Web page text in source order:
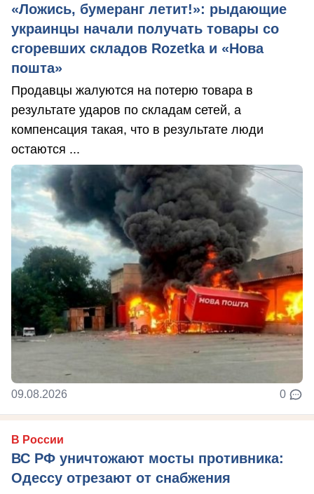
«Ложись, бумеранг летит!»: рыдающие
украинцы начали получать товары со
сгоревших складов Rozetka и «Нова
пошта»
Продавцы жалуются на потерю товара в
результате ударов по складам сетей, а
компенсация такая, что в результате люди
остаются ...
09.08.2026 0
В России
ВС РФ уничтожают мосты противника:
Одессу отрезают от снабжения